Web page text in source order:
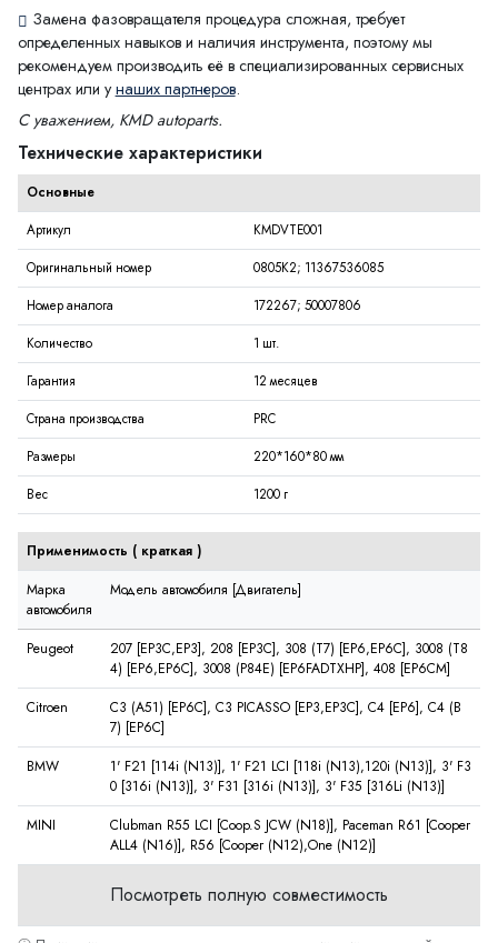
Замена фазовращателя процедура сложная, требует
определенных навыков и наличия инструмента, поэтому мы
рекомендуем производить её в специализированных сервисных
центрах или унаших партнеров.
С уважением, KMD autoparts.
Технические характеристики
Основные
Артикул KMDVTE001
Оригинальный номер 0805K2; 11367536085
Номер аналога 172267; 50007806
Количество 1 шт.
Гарантия 12 месяцев
Страна производства PRC
Размеры 220*160*80 мм
Вес 1200 г
Применимость ( краткая)
Марка
автомобиля
Модель автомобиля [Двигатель]
Peugeot
207 [EP3C,EP3], 208 [EP3C], 308 (T7) [EP6,EP6C], 3008 (T8
4) [EP6,EP6C], 3008 (P84E) [EP6FADTXHP], 408 [EP6CM]
Citroen
C3 (A51) [EP6C], C3 PICASSO [EP3,EP3C], C4 [EP6], C4 (B
7) [EP6C]
BMW
1' F21 [114i (N13)], 1' F21 LCI [118i (N13),120i (N13)], 3' F3
0 [316i (N13)], 3' F31 [316i (N13)], 3' F35 [316Li (N13)]
MINI
Clubman R55 LCI [Coop.S JCW (N18)], Paceman R61 [Cooper
ALL4 (N16)], R56 [Cooper (N12),One (N12)]
Посмотреть полную совместимость